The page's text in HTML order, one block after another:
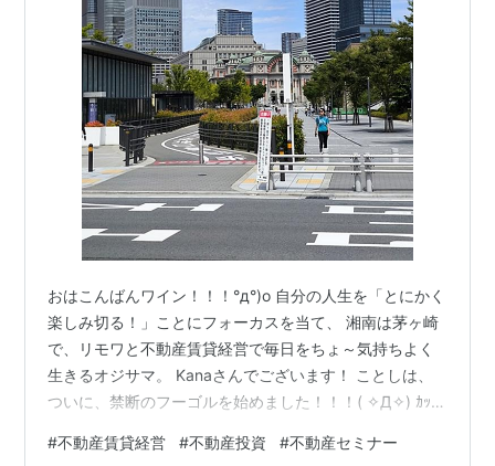
おはこんばんワイン！！！°д°)o 自分の人生を「とにかく
楽しみ切る！」ことにフォーカスを当て、 湘南は茅ヶ崎
で、リモワと不動産賃貸経営で毎日をちょ～気持ちよく
生きるオジサマ。 Kanaさんでございます！ ことしは、
ついに、禁断のフーゴルを始めました！！！( ✧Д✧) ｶｯ!!
はドライバーも多分打てるようになるのかなと。 早く原
#不動産賃貸経営 #不動産投資 #不動産セミナー